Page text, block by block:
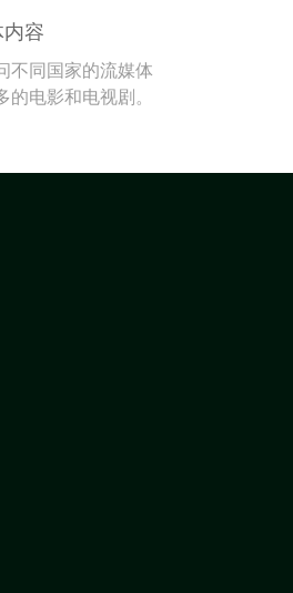
容
不同国家的流媒体
的电影和电视剧。